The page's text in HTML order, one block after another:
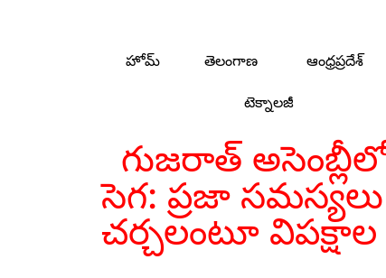
హోమ్ తెలంగాణ ఆంధ్రప్రదేశ్
టెక్నాలజీ
గుజరాత్ అసెంబ్లీలో
సెగ: ప్రజా
చర్చలంటూ విపక్షాల